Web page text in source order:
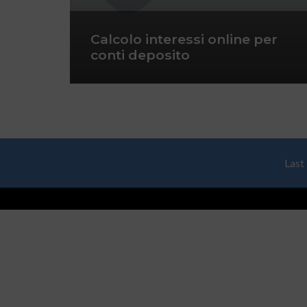
Calcolo interessi online per
conti deposito